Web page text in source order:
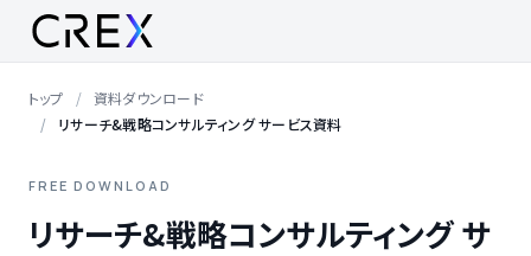
トップ
資料ダウンロード
リサーチ&戦略コンサルティング サービス資料
FREE DOWNLOAD
リサーチ&戦略コンサルティング サ